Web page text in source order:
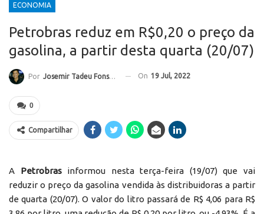
ECONOMIA
Petrobras reduz em R$0,20 o preço da
gasolina, a partir desta quarta (20/07)
Por Josemir Tadeu Fonseca On 19 Jul, 2022
0
Compartilhar
A Petrobrasinformou nesta terça-feira (19/07) que vai
reduzir o preço da gasolina vendida às distribuidoras a partir
de quarta (20/07). O valor do litro passará de R$ 4,06 para R$